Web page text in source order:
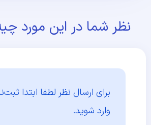
نظر شما در این مورد
برای ارسال نظر لطفا ابتدا
وارد شوید.